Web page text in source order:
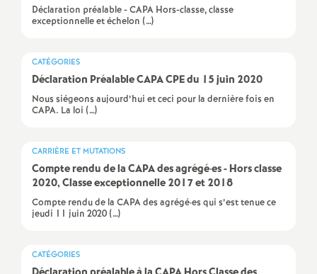
n
t
d
e
Déclaration préalable - CAPA Hors-classe, classe
exceptionnelle et échelon (…)
CATÉGORIES
Déclaration Préalable CAPA CPE du 15 juin 2020
Nous siégeons aujourd’hui et ceci pour la dernière fois en
CAPA. La loi (…)
CARRIÈRE ET MUTATIONS
Compte rendu de la CAPA des agrégé·es - Hors classe
2020, Classe exceptionnelle 2017 et 2018
Compte rendu de la CAPA des agrégé·es qui s’est tenue ce
jeudi 11 juin 2020 (…)
CATÉGORIES